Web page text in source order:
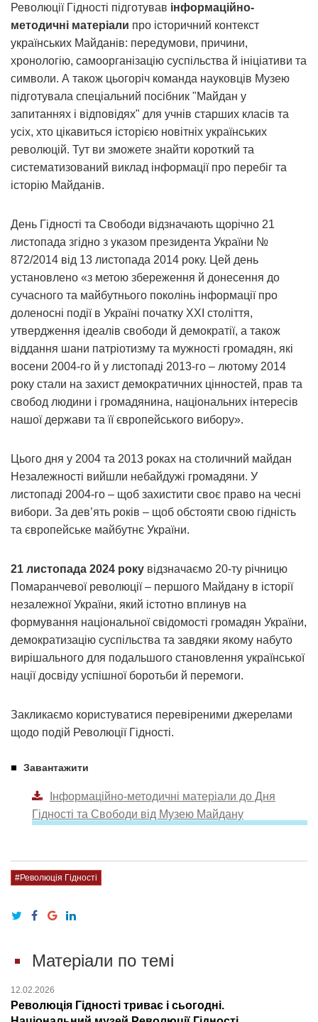
Революції Гідності підготував інформаційно-
методичні матеріали про історичний контекст
українських Майданів: передумови, причини,
хронологію, самоорганізацію суспільства й ініціативи та
символи. А також цьогоріч команда науковців Музею
підготувала спеціальний посібник "Майдан у
запитаннях і відповідях" для учнів старших класів та
усіх, хто цікавиться історією новітніх українських
революцій. Тут ви зможете знайти короткий та
систематизований виклад інформації про перебіг та
історію Майданів.
День Гідності та Свободи відзначають щорічно 21
листопада згідно з указом президента України №
872/2014 від 13 листопада 2014 року. Цей день
установлено «з метою збереження й донесення до
сучасного та майбутнього поколінь інформації про
доленосні події в Україні початку ХХІ століття,
утвердження ідеалів свободи й демократії, а також
віддання шани патріотизму та мужності громадян, які
восени 2004-го й у листопаді 2013-го – лютому 2014
року стали на захист демократичних цінностей, прав та
свобод людини і громадянина, національних інтересів
нашої держави та її європейського вибору».
Цього дня у 2004 та 2013 роках на столичний майдан
Незалежності вийшли небайдужі громадяни. У
листопаді 2004-го – щоб захистити своє право на чесні
вибори. За дев’ять років – щоб обстояти свою гідність
та європейське майбутнє України.
21 листопада 2024 року відзначаємо 20-ту річницю
Помаранчевої революції – першого Майдану в історії
незалежної України, який істотно вплинув на
формування національної свідомості громадян України,
демократизацію суспільства та завдяки якому набуто
вирішального для подальшого становлення української
нації досвіду успішної боротьби й перемоги.
Закликаємо користуватися перевіреними джерелами
щодо подій Революції Гідності.
Завантажити
Інформаційно-методичні матеріали до Дня
Гідності та Свободи від Музею Майдану
#Революція Гідності
Матеріали по темі
12.02.2026
Революція Гідності триває і сьогодні.